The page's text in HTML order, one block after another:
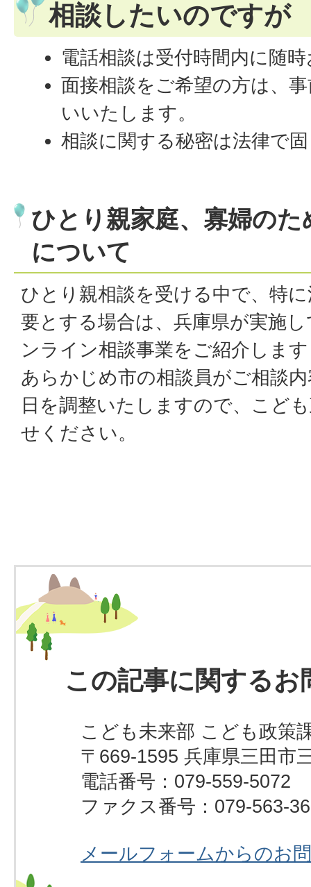
相談したいのですが
電話相談は受付時間内に随
面接相談をご希望の方は、
いいたします。
相談に関する秘密は法律で
ひとり親家庭、寡婦の
について
ひとり親相談を受ける中で、特
要とする場合は、兵庫県が実施
ンライン相談事業をご紹介しま
あらかじめ市の相談員がご相談
日を調整いたしますので、こど
せください。
この記事に関するお
こども未来部 こども政策
〒669-1595 兵庫県三田市
電話番号：079-559-5072
ファクス番号：079-563-
メールフォームからのお